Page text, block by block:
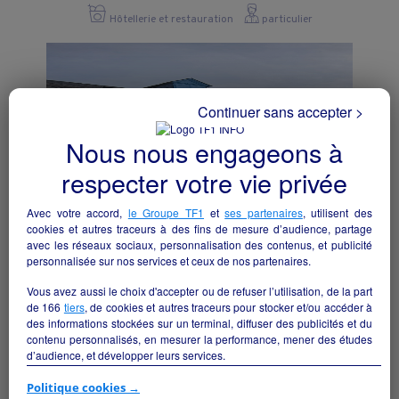
Hôtellerie et restauration particulier
Laàs - 64390
Hôtellerie et restauration collectivite
Nous nous engageons à
respecter votre vie privée
Avec votre accord, le Groupe TF1 etses partenaires, utilisent des
cookies et autres traceurs à des fins de mesure d’audience, partage
avec les réseaux sociaux, personnalisation des contenus, et publicité
personnalisée sur nos services et ceux de nos partenaires.
Vous avez aussi le choix d'accepter ou de refuser l’utilisation, de la part
de 166 tiers, de cookies et autres traceurs pour stocker et/ou accéder à
des informations stockées sur un terminal, diffuser des publicités et du
contenu personnalisés, en mesurer la performance, mener des études
d’audience, et développer leurs services.
Si vous continuez sans accepter, les fonctionnalités liées à la
Politique cookies →
Continuer sans accepter >